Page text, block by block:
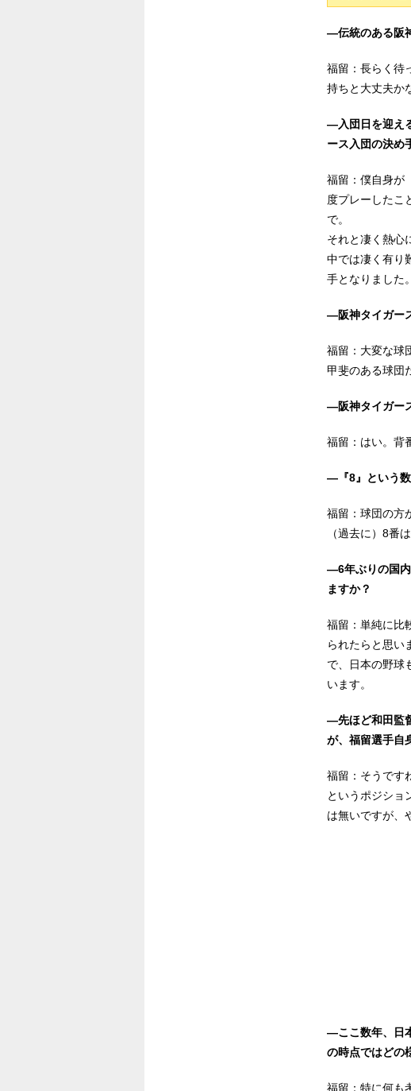
―伝統のある阪
福留：長らく待
持ちと大丈夫か
―入団日を迎え
ース入団の決め
福留：僕自身が
度プレーしたこ
で。
それと凄く熱心
中では凄く有り
手となりました。
―阪神タイガー
福留：大変な球
甲斐のある球団
―阪神タイガー
福留：はい。背
―『8』という数
福留：球団の方
（過去に）8番
―6年ぶりの国内
ますか？
福留：単純に比
られたらと思い
で、日本の野球
います。
―先ほど和田監
が、福留選手自
福留：そうです
というポジショ
は無いですが、
―ここ数年、日
の時点ではどの
福留：特に何も